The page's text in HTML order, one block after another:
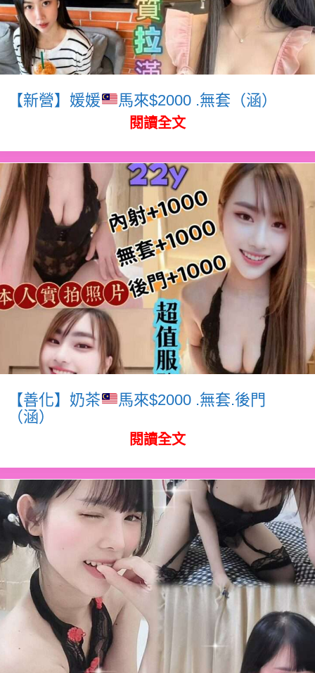
【新營】媛媛 馬來$2000 .無套（涵）
閱讀全文
【善化】奶茶
馬來$2000 .無套.後門
（涵）
閱讀全文